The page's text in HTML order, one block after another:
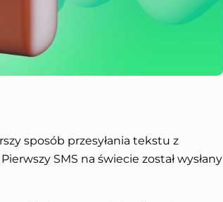
sposób przesyłania tekstu z
SMS na świecie został wysłany